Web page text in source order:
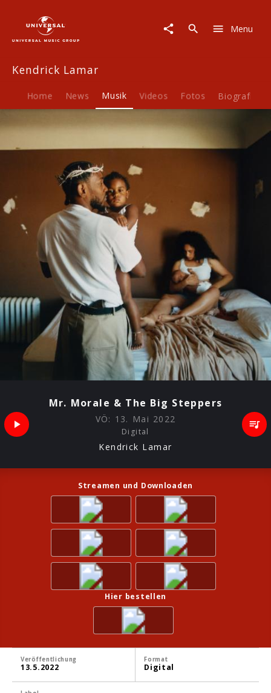
Musik
Mr.
The
Menu
Kendrick Lamar
Home News Musik Videos Fotos Biografie
Mr. Morale & The Big Steppers
VÖ: 13. Mai 2022
Digital
Kendrick Lamar
Streamen und Downloaden
Hier bestellen
Veröffentlichung
13.5.2022
Format
Digital